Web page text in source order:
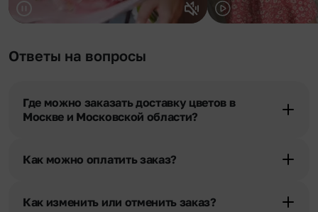
Ответы на вопросы
Где можно заказать доставку цветов в
Москве и Московской области?
Как можно оплатить заказ?
Наличными.
Как изменить или отменить заказ?